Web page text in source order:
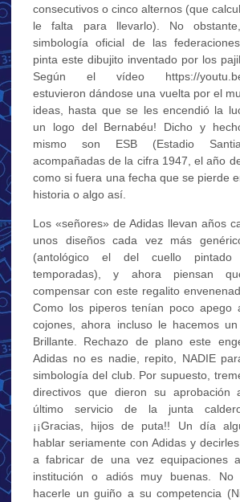
consecutivos o cinco alternos (que
le falta para llevarlo). No
simbología oficial de las
pinta este dibujito inventado por los
Según el vídeo https://youtu.be/
estuvieron dándose una vuelta por el
ideas, hasta que se les encendió la
un logo del Bernabéu! Dicho y
mismo son ESB (Estadio
acompañadas de la cifra 1947, el año
como si fuera una fecha que se pierde
historia o algo así.
Los «señores» de Adidas llevan años
unos diseños cada vez más
(antológico el del cuello
temporadas), y ahora piensan
compensar con este regalito
Como los piperos tenían poco apego
cojones, ahora incluso le hacemos
Brillante. Rechazo de plano este
Adidas no es nadie, repito, NADIE
simbología del club. Por supuesto,
directivos que dieron su aprobación
último servicio de la junta
¡¡Gracias, hijos de puta!! Un día
hablar seriamente con Adidas y
a fabricar de una vez equipaciones
institución o adiós muy buenas.
hacerle un guiño a su competencia